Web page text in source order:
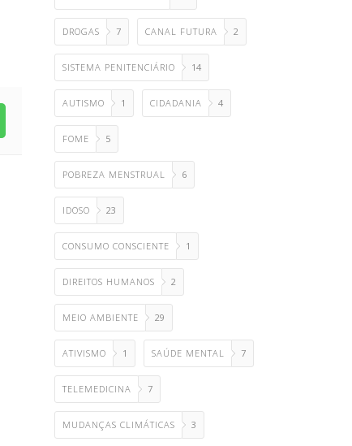
DROGAS 7 CANAL FUTURA 2
SISTEMA PENITENCIÁRIO 14
AUTISMO 1 CIDADANIA 4
FOME 5
POBREZA MENSTRUAL 6
IDOSO 23
CONSUMO CONSCIENTE 1
DIREITOS HUMANOS 2
MEIO AMBIENTE 29
ATIVISMO 1 SAÚDE MENTAL 7
TELEMEDICINA 7
MUDANÇAS CLIMÁTICAS 3